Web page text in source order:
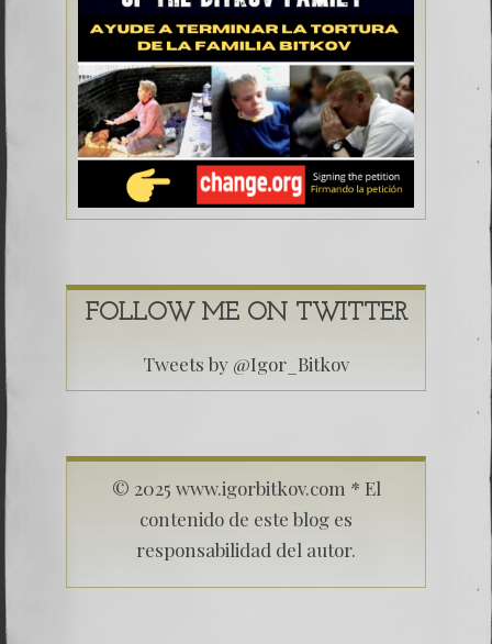
FOLLOW ME ON TWITTER
Tweets by @Igor_Bitkov
© 2025 www.igorbitkov.com * El
contenido de este blog es
responsabilidad del autor.